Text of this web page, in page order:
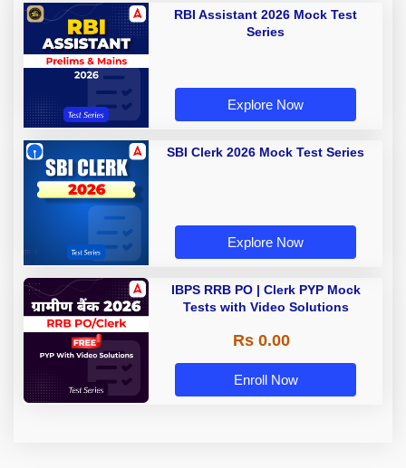
RBI Assistant 2026 Mock Test
Series
Explore Now
SBI Clerk 2026 Mock Test Series
Explore Now
IBPS RRB PO | Clerk PYP Mock
Tests with Video Solutions
Rs 0.00
Enroll Now